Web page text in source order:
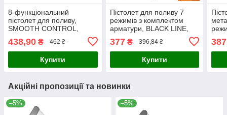
8-функціональний
пістолет для поливу,
SMOOTH CONTROL,
438,90 ₴ 462 ₴
Купити
Пістолет для поливу 7
режимів з комплектом
арматури, BLACK LINE,
377₴ 396,84 ₴
Купити
Акційні пропозиції та новинки
–5% –5%